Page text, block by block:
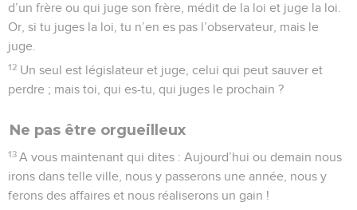
d’un frère ou qui juge son frère, médit de la loi et juge la loi.
Or, si tu juges la loi, tu n’en es pas l’observateur, mais le
juge.
12 Un seul est législateur et juge, celui qui peut sauver et
perdre ; mais toi, qui es-tu, qui juges le prochain ?
Ne pas être orgueilleux
13 A vous maintenant qui dites : Aujourd’hui ou demain nous
irons dans telle ville, nous y passerons une année, nous y
ferons des affaires et nous réaliserons un gain !